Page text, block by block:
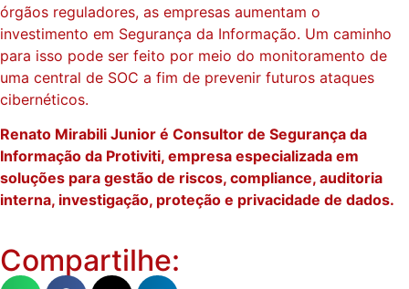
órgãos reguladores, as empresas aumentam o
investimento em Segurança da Informação. Um caminho
para isso pode ser feito por meio do monitoramento de
uma central de SOC a fim de prevenir futuros ataques
cibernéticos.
Renato Mirabili Junior é Consultor de Segurança da
Informação da Protiviti, empresa especializada em
soluções para gestão de riscos, compliance, auditoria
interna, investigação, proteção e privacidade de dados.
Compartilhe: